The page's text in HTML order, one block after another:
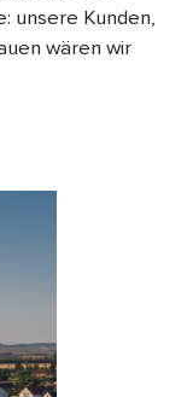
unsere Kunden,
wären wir